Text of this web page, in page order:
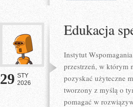
29 STY
2026
Edukacja
Instytut
przestrzeń, w którym
pozyskać użyteczne
tworzony z myślą o
pomagać w